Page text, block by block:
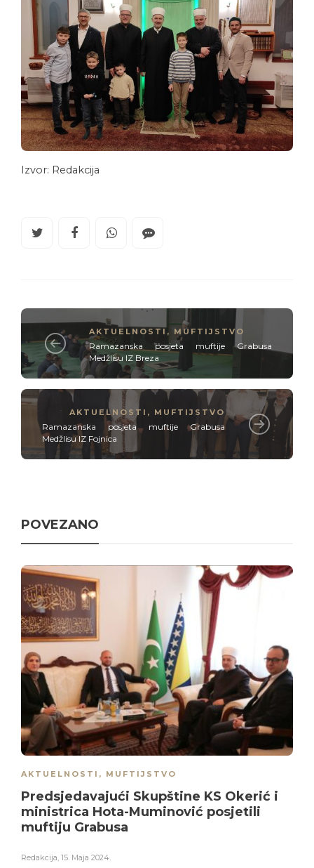
Izvor: Redakcija
AKTUELNOSTI , MUFTIJSTVO
Ramazanska posjeta muftije Grabusa
Medžlisu IZ Breza
AKTUELNOSTI , MUFTIJSTVO
Ramazanska posjeta muftije Grabusa
Medžlisu IZ Fojnica
POVEZANO
AKTUELNOSTI , MUFTIJSTVO
Predsjedavajući Skupštine KS Okerić i
ministrica Hota-Muminović posjetili
muftiju Grabusa
Redakcija, 15. Maja 2024.